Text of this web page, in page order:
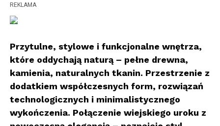
REKLAMA
Przytulne, stylowe i funkcjonalne wnętrza,
które oddychają naturą – pełne drewna,
kamienia, naturalnych tkanin. Przestrzenie z
dodatkiem współczesnych form, rozwiązań
technologicznych i minimalistycznego
wykończenia. Połączenie wiejskiego uroku z